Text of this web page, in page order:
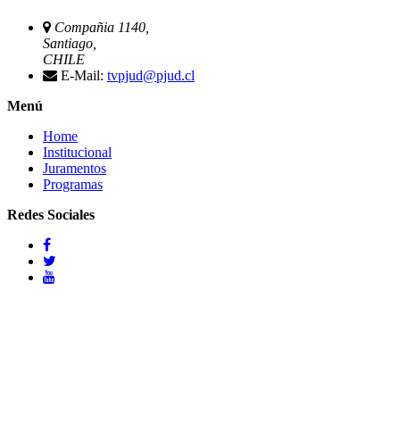
Compañia 1140,
Santiago,
CHILE
E-Mail: tvpjud@pjud.cl
Menú
Home
Institucional
Juramentos
Programas
Redes Sociales